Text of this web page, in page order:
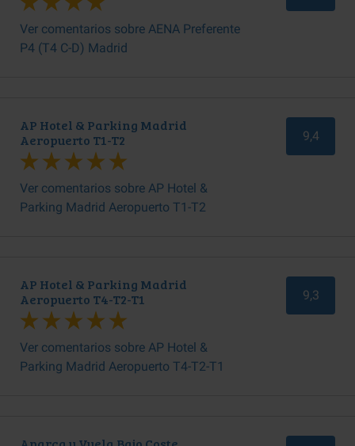
Ver comentarios sobre AENA Preferente
P4 (T4 C-D) Madrid
AP Hotel & Parking Madrid
Aeropuerto T1-T2
Ver comentarios sobre AP Hotel &
Parking Madrid Aeropuerto T1-T2
9,4
AP Hotel & Parking Madrid
Aeropuerto T4-T2-T1
Ver comentarios sobre AP Hotel &
Parking Madrid Aeropuerto T4-T2-T1
9,3